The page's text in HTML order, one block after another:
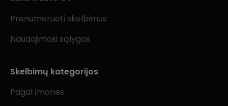
Prenumeruoti skelbimus
Naudojimosi sąlygos
Skelbimų kategorijos
Pagal įmones